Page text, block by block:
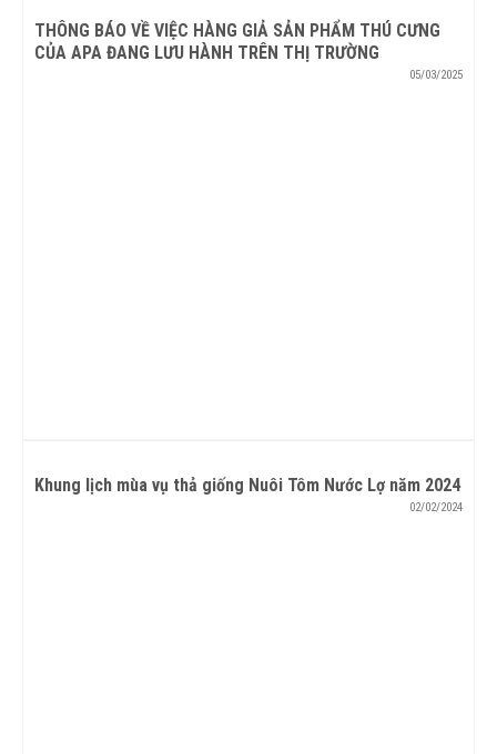
THÔNG BÁO VỀ VIỆC HÀNG GIẢ SẢN PHẨM THÚ CƯNG
CỦA APA ĐANG LƯU HÀNH TRÊN THỊ TRƯỜNG
05/03/2025
Khung lịch mùa vụ thả giống Nuôi Tôm Nước Lợ năm 2024
02/02/2024